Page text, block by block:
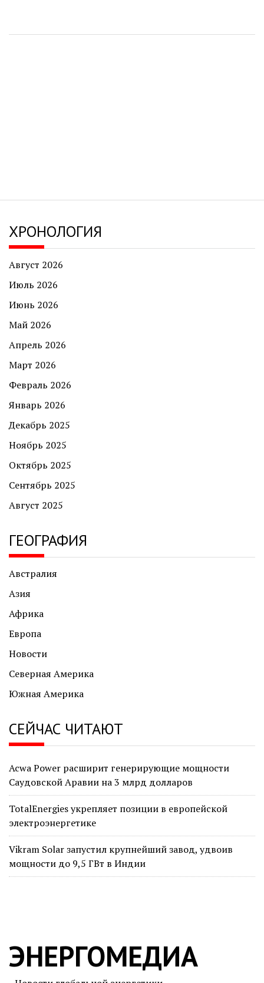
ХРОНОЛОГИЯ
Август 2026
Июль 2026
Июнь 2026
Май 2026
Апрель 2026
Март 2026
Февраль 2026
Январь 2026
Декабрь 2025
Ноябрь 2025
Октябрь 2025
Сентябрь 2025
Август 2025
ГЕОГРАФИЯ
Австралия
Азия
Африка
Европа
Новости
Северная Америка
Южная Америка
СЕЙЧАС ЧИТАЮТ
Acwa Power расширит генерирующие мощности
Саудовской Аравии на 3 млрд долларов
TotalEnergies укрепляет позиции в европейской
электроэнергетике
Vikram Solar запустил крупнейший завод, удвоив
мощности до 9,5 ГВт в Индии
ЭНЕРГОМЕДИА